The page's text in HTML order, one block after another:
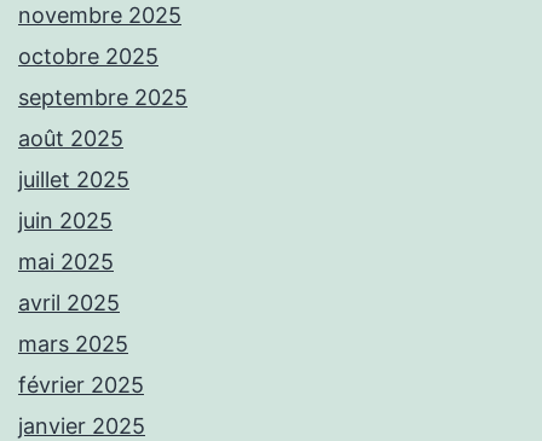
novembre 2025
octobre 2025
septembre 2025
août 2025
juillet 2025
juin 2025
mai 2025
avril 2025
mars 2025
février 2025
janvier 2025